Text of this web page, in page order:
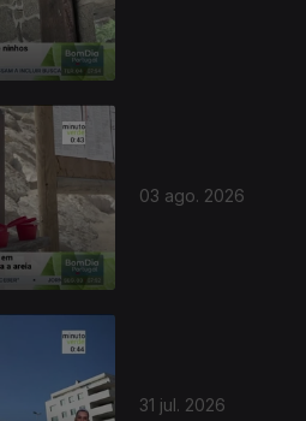
03 ago. 2026
31 jul. 2026